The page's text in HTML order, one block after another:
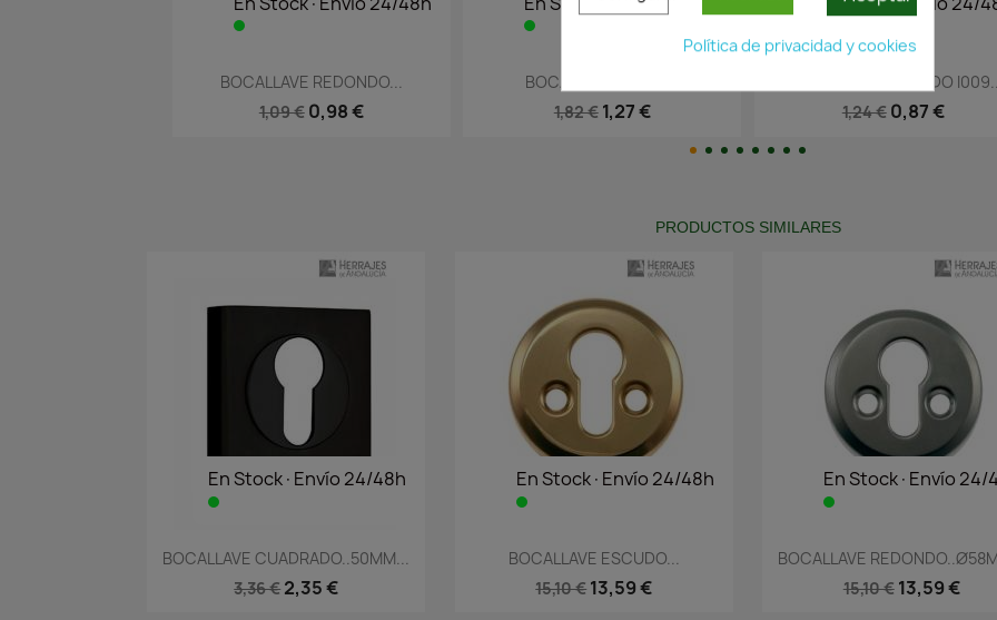
Vista rápida
BOCALLAVE CIEGO...
1,82 €
BOCALLAVE REDONDO I009...
1,24 €
Vista
PLACA
12,20 €
PRODUCTOS SIMILARES
En Stock·Envío 24/48h
Vista rápida
BOCALLAVE CUADRADO..50MM...
3,36 € 2,35 €
En Stock·Envío 24/48h
Vista rápida
BOCALLAVE ESCUDO...
15,10 € 13,59 €
En Stock·Envío 24/
Vista rápida
BOCALLAVE
15,10 € 13,59 €
Política de privacidad y cookies